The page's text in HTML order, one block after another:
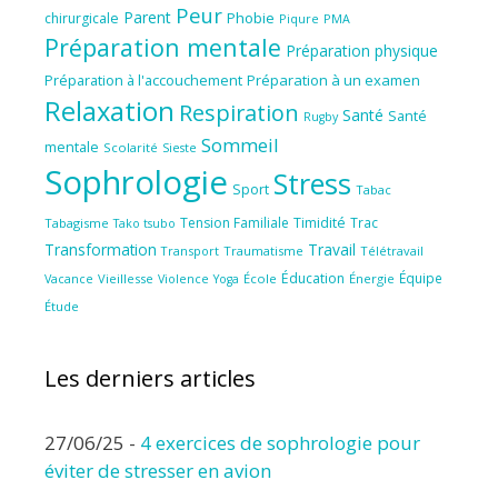
chirurgicale Parent Peur Phobie Piqure PMA
Préparation mentale Préparation physique
Préparation à l'accouchement Préparation à un examen
Relaxation Respiration Rugby Santé Santé
mentale Scolarité Sieste Sommeil
Sophrologie Sport Stress Tabac
Tabagisme Tako tsubo Tension Familiale Timidité Trac
Transformation Transport Traumatisme Travail Télétravail
Vacance Vieillesse Violence Yoga École Éducation Énergie Équipe
Étude
Les derniers articles
27/06/25 - 4 exercices de sophrologie pour
éviter de stresser en avion